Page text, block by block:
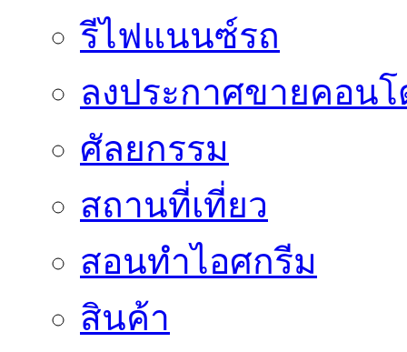
รีไฟแนนซ์รถ
ลงประกาศขายคอน
ศัลยกรรม
สถานที่เที่ยว
สอนทำไอศกรีม
สินค้า